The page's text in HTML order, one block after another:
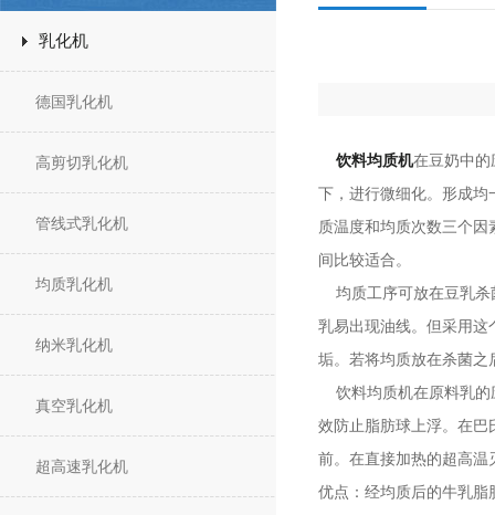
乳化机
德国乳化机
高剪切乳化机
管线式乳化机
均质乳化机
纳米乳化机
真空乳化机
超高速乳化机
饮料均质机在豆奶中的
下，进行微细化。形成
质温度和均质次数三个
间比较适合。
均质工序可放在豆乳杀
乳易出现油线。但采用
垢。若将均质放在杀菌
饮料均质机在原料乳的
效防止脂肪球上浮。在
前。在直接加热的超高
优点：经均质后的牛乳